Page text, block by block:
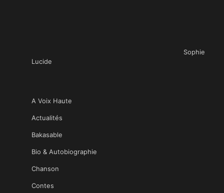
Sophie
Lucide
A Voix Haute
Actualités
Bakasable
Bio & Autobiographie
Chanson
Contes